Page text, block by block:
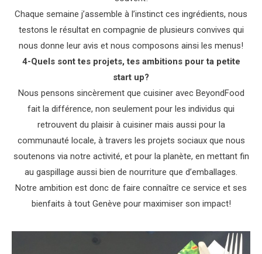
Chaque semaine j’assemble à l’instinct ces ingrédients, nous
testons le résultat en compagnie de plusieurs convives qui
nous donne leur avis et nous composons ainsi les menus!
4-Quels sont tes projets, tes ambitions pour ta petite
start up?
Nous pensons sincèrement que cuisiner avec BeyondFood
fait la différence, non seulement pour les individus qui
retrouvent du plaisir à cuisiner mais aussi pour la
communauté locale, à travers les projets sociaux que nous
soutenons via notre activité, et pour la planète, en mettant fin
au gaspillage aussi bien de nourriture que d’emballages.
Notre ambition est donc de faire connaître ce service et ses
bienfaits à tout Genève pour maximiser son impact!